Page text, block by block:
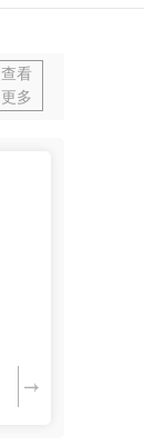
查看
更多